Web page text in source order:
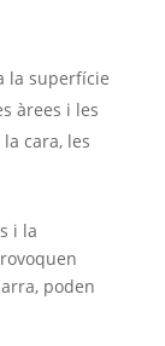
la superfície
àrees i les
cara, les
i la
poden